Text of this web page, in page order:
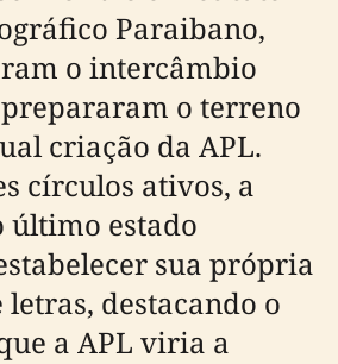
Paraibano,
o intercâmbio
o terreno
criação da APL.
círculos ativos, a
último estado
sua própria
destacando o
a APL viria a